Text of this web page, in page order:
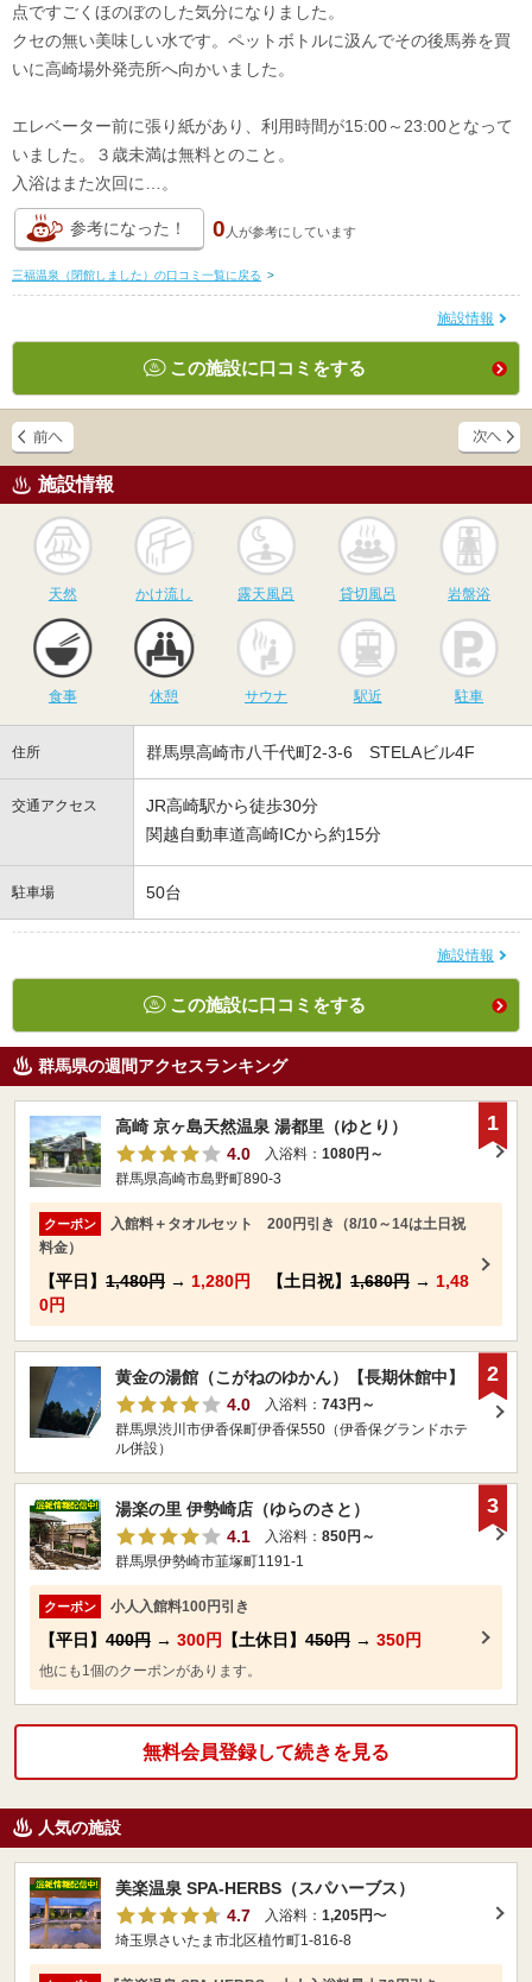
点ですごくほのぼのした気分になりました。
クセの無い美味しい水です。ペットボトルに汲んでその後馬券を買
いに高崎場外発売所へ向かいました。
エレベーター前に張り紙があり、利用時間が15:00～23:00となって
いました。３歳未満は無料とのこと。
入浴はまた次回に…。
参考になった！ 0 人が参考にしています
三福温泉（閉館しました）の口コミ一覧に戻る >
施設情報
この施設に口コミをする
施設情報
天然
かけ流し
かけ流し
露天風呂
露天風呂
貸切風呂
貸切風呂 岩盤浴
食事 休憩
サウナ
サウナ 駅近 駐車
住所 群馬県高崎市八千代町2-3-6 STELAビル4F
交通アクセス
JR高崎駅から徒歩30分
関越自動車道高崎ICから約15分
駐車場 50台
施設情報
この施設に口コミをする
群馬県の週間アクセスランキング
高崎 京ヶ島天然温泉 湯都里（ゆとり）
4.0
入浴料： 1080円～
群馬県高崎市島野町890-3
クーポン
入館料＋タオルセット 200円引き（8/10～14は土日祝
料金）
【平日】 1,480円 → 1,280円 【土日祝】 1,680円 → 1,48
0円
1
黄金の湯館（こがねのゆかん）【長期休館中】
4.0
入浴料： 743円～
群馬県渋川市伊香保町伊香保550（伊香保グランドホテ
ル併設）
2
湯楽の里 伊勢崎店（ゆらのさと）
4.1
入浴料： 850円～
群馬県伊勢崎市韮塚町1191-1
クーポン 小人入館料100円引き
【平日】 400円 → 300円 【土休日】 450円 → 350円
他にも1個のクーポンがあります。
3
無料会員登録して続きを見る
人気の施設
美楽温泉 SPA-HERBS（スパハーブス）
4.7
入浴料： 1,205円〜
埼玉県さいたま市北区植竹町1-816-8